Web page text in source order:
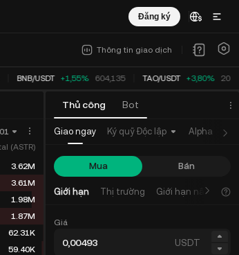
Đăng ký
Thông tin giao dịch
BNB/USDT +1,55% 604,135 TAO/USDT +3,80%
Thủ công Bot
(ASTR)
3.62M
3.61M
1.98M
1.87M
62.31K
59.40K
Giao ngay Ký quỹ Độc lập Alpha
Mua Bán
Giới hạn Thị trường Giới hạn nâng cao
Giá
USDT